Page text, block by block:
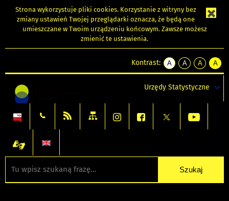
Strona wykorzystuje pliki cookies. Korzystanie z witryny bez
zmiany ustawień Twojej przeglądarki oznacza, że będą one
umieszczane w Twoim urządzeniu końcowym. Zawsze możesz
zmienić te ustawienia.
Kontrast:
A
kontrast
A
kontrast
tekst
czarnym
A
kontrast
tekst
czarnym
A
tekst
żółtym
Urzędy Statystyczne